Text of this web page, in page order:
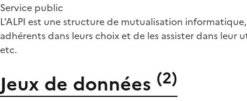
Service public
L'ALPI est une structure de mutualisation
adhérents dans leurs choix et de les assister dans
etc.
Jeux de données (2)